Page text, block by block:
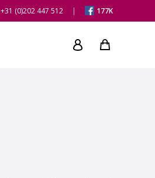
+31 (0)202 447 512 177K